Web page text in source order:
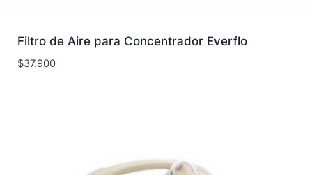
Filtro de Aire para Concentrador Everflo
$37.900